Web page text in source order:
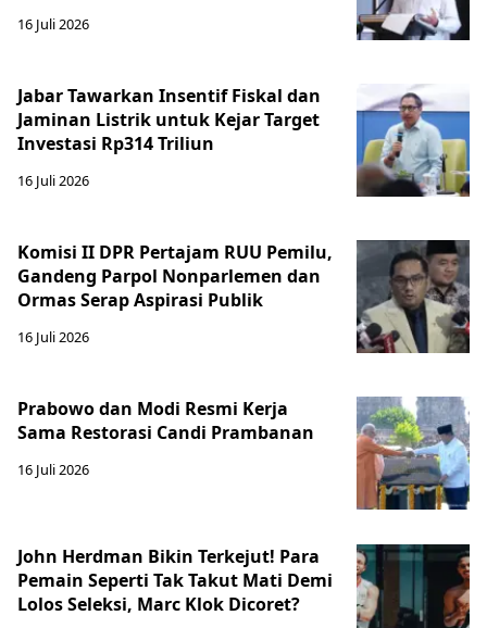
16 Juli 2026
Jabar Tawarkan Insentif Fiskal dan
Jaminan Listrik untuk Kejar Target
Investasi Rp314 Triliun
16 Juli 2026
Komisi II DPR Pertajam RUU Pemilu,
Gandeng Parpol Nonparlemen dan
Ormas Serap Aspirasi Publik
16 Juli 2026
Prabowo dan Modi Resmi Kerja
Sama Restorasi Candi Prambanan
16 Juli 2026
John Herdman Bikin Terkejut! Para
Pemain Seperti Tak Takut Mati Demi
Lolos Seleksi, Marc Klok Dicoret?